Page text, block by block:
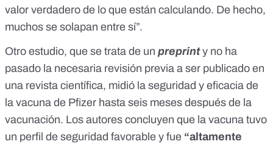
valor verdadero de lo que están calculando. De hecho,
muchos se solapan entre sí”.
Otro estudio, que se trata de un preprinty no ha
pasado la necesaria revisión previa a ser publicado en
una revista científica, midió la seguridad y eficacia de
la vacuna de Pfizer hasta seis meses después de la
vacunación. Los autores concluyen que la vacuna tuvo
un perfil de seguridad favorable y fue “altamente